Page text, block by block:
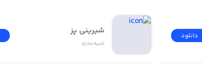
دانلود شیرینی پز
شبیه‌سازی